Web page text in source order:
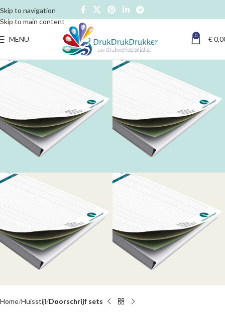
Skip to navigation
Skip to main content
MENU 0 €
Home Huisstijl Doorschrijf sets